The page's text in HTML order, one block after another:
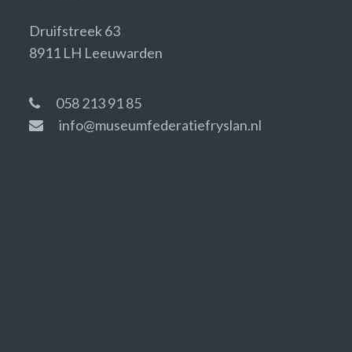
Druifstreek 63
8911 LH Leeuwarden
058 213 91 85
info@museumfederatiefryslan.nl